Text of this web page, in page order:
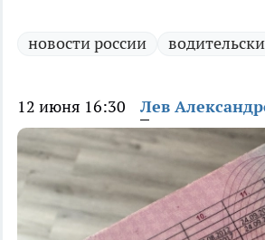
новости россии
12 июня 16:30 Лев